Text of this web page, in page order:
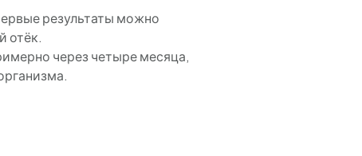
результаты можно
отёк.
через четыре месяца,